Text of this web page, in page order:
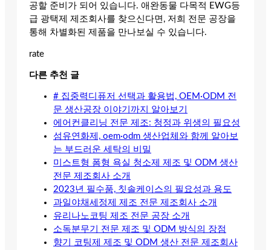
공할 준비가 되어 있습니다. 애완동물 다목적 EWG등
급 광택제 제조회사를 찾으신다면, 저희 전문 공장을
통해 차별화된 제품을 만나보실 수 있습니다.
rate
다른 추천 글
# 집중력디퓨저 선택과 활용법, OEM·ODM 전
문 생산공장 이야기까지 알아보기
에어컨클리닝 전문 제조: 청정과 위생의 필요성
섬유연화제, oem·odm 생산업체와 함께 알아보
는 부드러운 세탁의 비밀
미스트형 폼형 욕실 청소제 제조 및 ODM 생산
전문 제조회사 소개
2023년 필수품, 칫솔케이스의 필요성과 용도
과일야채세정제 제조 전문 제조회사 소개
유리나노코팅 제조 전문 공장 소개
소독분무기 전문 제조 및 ODM 방식의 장점
향기 코팅제 제조 및 ODM 생산 전문 제조회사